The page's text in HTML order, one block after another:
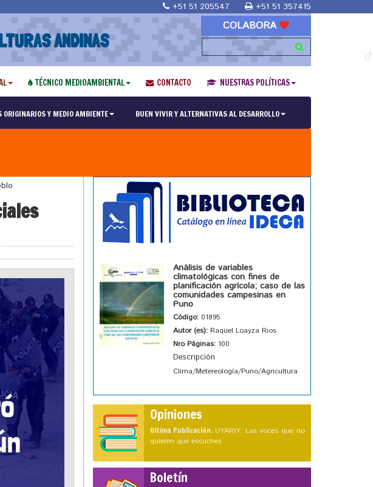
+51 51 205547 +51 51 357415
ANDINAS
COLABORA
TÉCNICO MEDIOAMBIENTAL CONTACTO NUESTRAS POLÍTICAS
ORIGINARIOS Y MEDIO AMBIENTE BUEN VIVIR Y ALTERNATIVAS AL DESARROLLO
Análisis de variables
climatológicas con fines de
planificación agrícola; caso de las
comunidades campesinas en
Puno
Código: 01895
Autor (es): Raquel Loayza Rios
Nro Páginas: 100
Descripción
Clima/Metereología/Puno/Agricultura
Opiniones
Ultima Publicación: UYARIY: Las voces que no
quieren que escuches
Boletín